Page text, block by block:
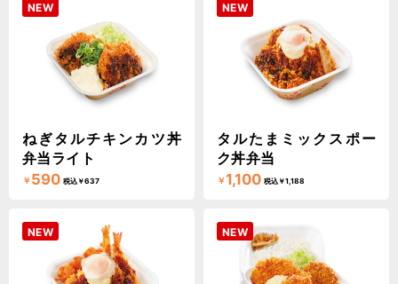
NEW
ねぎタルチキンカツ丼
弁当ライト
￥ 590 税込￥637
NEW
タルたまミックスポー
ク丼弁当
￥1,100 税込￥1,188
NEW NEW